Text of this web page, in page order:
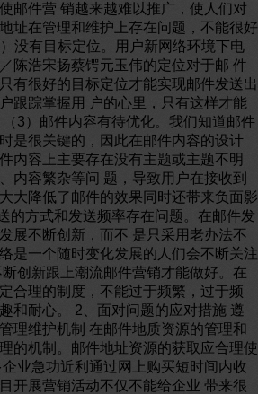
邮件营 销越来越难以推广，使人们对
址在管理和维护上存在问题，不能很好
没有目标定位。用户新网络环境下电
陈浩宋扬蔡锷元玉伟的定位对于邮 件
有很好的目标定位才能实现邮件发送出
跟踪掌握用 户的心里，只有这样才能
3）邮件内容有待优化。我们知道邮件
是很关键的，因此在邮件内容的设计
内容上主要存在没有主题或主题不明
内容繁杂等问 题，导致用户在接收到
大降低了邮件的效果同时还带来负面影
的方式和发送频率存在问题。在邮件发
展不断创新，而不 是只采用老办法不
是一个随时变化发展的人们会不断关注
创新跟上潮流邮件营销才能做好。在
合理的制度，不能过于频繁，过于频
和耐心。 2、面对问题的应对措施 遵
理维护机制 在邮件地质资源的管理和
的机制。邮件地址资源的获取应合理使
业急功近利通过网上购买短时间内收
开展营销活动不仅不能给企业 带来很